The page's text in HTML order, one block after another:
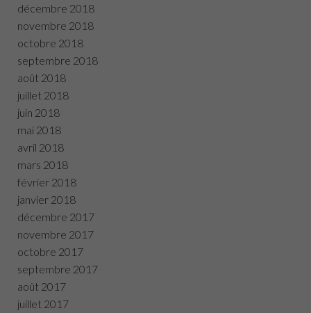
décembre 2018
novembre 2018
octobre 2018
septembre 2018
août 2018
juillet 2018
juin 2018
mai 2018
avril 2018
mars 2018
février 2018
janvier 2018
décembre 2017
novembre 2017
octobre 2017
septembre 2017
août 2017
juillet 2017